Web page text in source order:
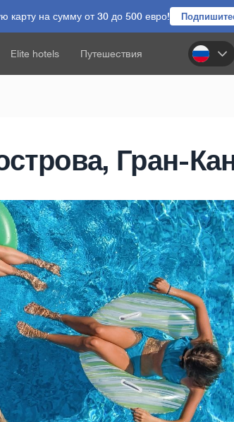
карту на сумму от 30 до 500 евро!
Elite hotels Путешествия
Гран-